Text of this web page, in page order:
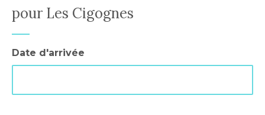
pour Les Cigognes
Date d'arrivée